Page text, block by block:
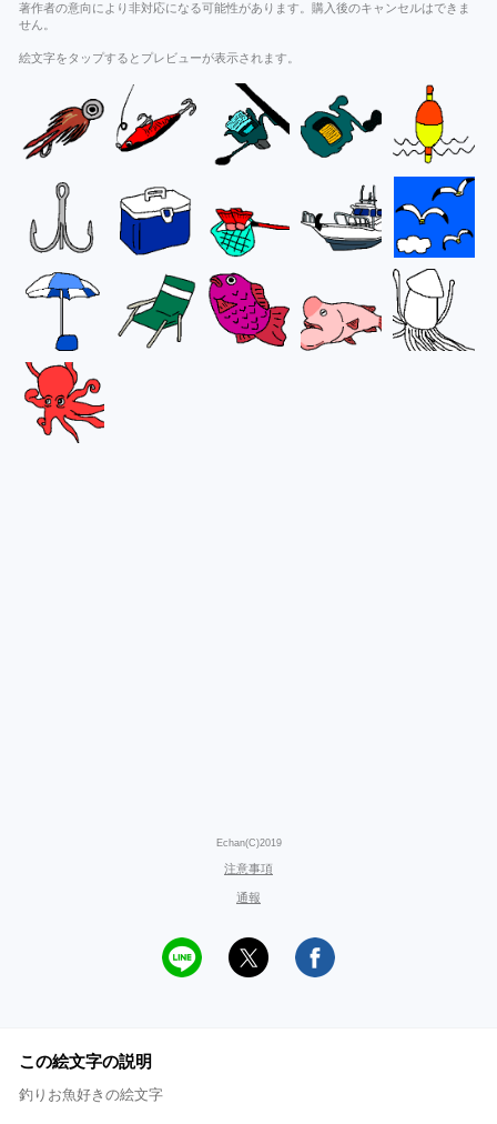
著作者の意向により非対応になる可能性があります。購入後のキャンセルはできま
せん。
絵文字をタップするとプレビューが表示されます。
Echan(C)2019
注意事項
通報
この絵文字の説明
釣りお魚好きの絵文字